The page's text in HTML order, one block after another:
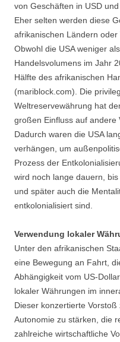
von Geschäften in USD
Eher selten werden diese
afrikanischen Ländern oder
Obwohl die USA weniger
Handelsvolumens im Jahr
Hälfte des afrikanischen
(mariblock.com). Die
Weltreservewährung hat
großen Einfluss auf andere
Dadurch waren die USA
verhängen, um
Prozess der
wird noch lange dauern,
und später auch die
entkolonialisiert sind.
Verwendung lokaler
Unter den afrikanischen
eine Bewegung an Fahrt,
Abhängigkeit vom US-
lokaler Währungen im
Dieser konzertierte
Autonomie zu stärken, die
zahlreiche wirtschaftliche